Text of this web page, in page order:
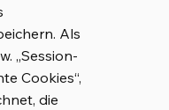
Als
„Session-
Cookies“,
die